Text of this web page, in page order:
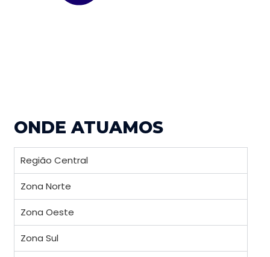
ONDE ATUAMOS
Região Central
Zona Norte
Zona Oeste
Zona Sul